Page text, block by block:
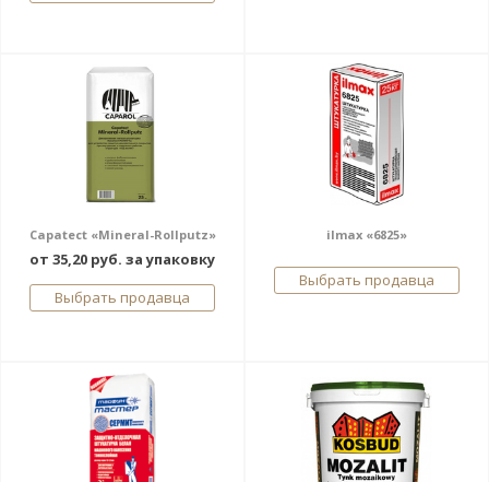
Capatect «Mineral-Rollputz»
от 35,20 руб. за упаковку
Выбрать продавца
ilmax «6825»
Выбрать продавца